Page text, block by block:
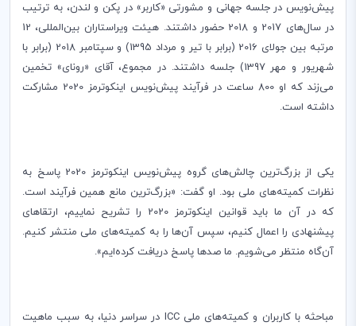
پیش‌نویس در جلسه جهانی و مشورتی «کاربر» در پکن و لندن، به ترتیب
در سال‌های 2017 و 2018 حضور داشتند. هیئت ویراستاران بین‌المللی، 12
مرتبه بین جولای 2016 (برابر با تیر و مرداد 1395) و سپتامبر 2018 (برابر با
شهریور و مهر 1397) جلسه داشتند. در مجموع، آقای «رونای» تخمین
می‌زند که او 800 ساعت در فرآیند پیش‌نویس اینکوترمز 2020 مشارکت
داشته است.
یکی از بزرگ‌ترین چالش‌های گروه پیش‌نویس اینکوترمز 2020 پاسخ به
نظرات کمیته‌های ملی بود. او گفت: «بزرگ‌ترین مانع همین فرآیند است.
که در آن ما باید قوانین اینکوترمز 2020 را تشریح نماییم، ارتقاهای
پیشنهادی را اعمال کنیم، سپس آن‌ها را به کمیته‌های ملی منتشر کنیم.
آن‌گاه منتظر می‌شویم. ما صدها پاسخ دریافت کرده‌ایم».
مباحثه با کاربران و کمیته‌های ملیICC در سراسر دنیا، به سبب ماهیت